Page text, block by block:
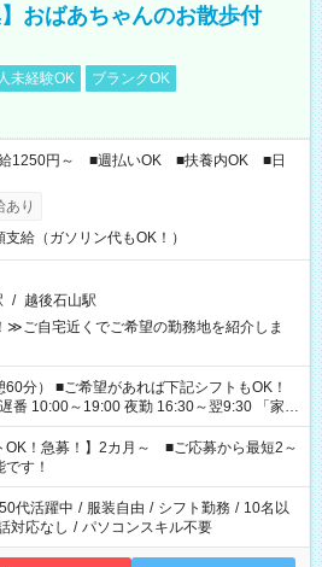
おばあちゃんのお散歩付
未経験OK
ブランクOK
給1250円～ ■週払いOK ■扶養内OK ■日
あり
給（ガソリン代もOK！）
/ 越後石山駅
ご自宅近くでご希望の勤務地を紹介しま
シフトもOK！
10:00～19:00 夜勤 16:30～翌9:30 「家族
」 「余裕を持って夕飯の準備がしたい」
たくない」 など、ご希望を教えてください
事の勤務時間。 合計で週40時間を超える場
。
OK！急募！】2カ月～ ■ご応募から最短2～
す！
代活躍中 / 服装自由 / シフト勤務 / 10名以
対応なし / パソコンスキル不要